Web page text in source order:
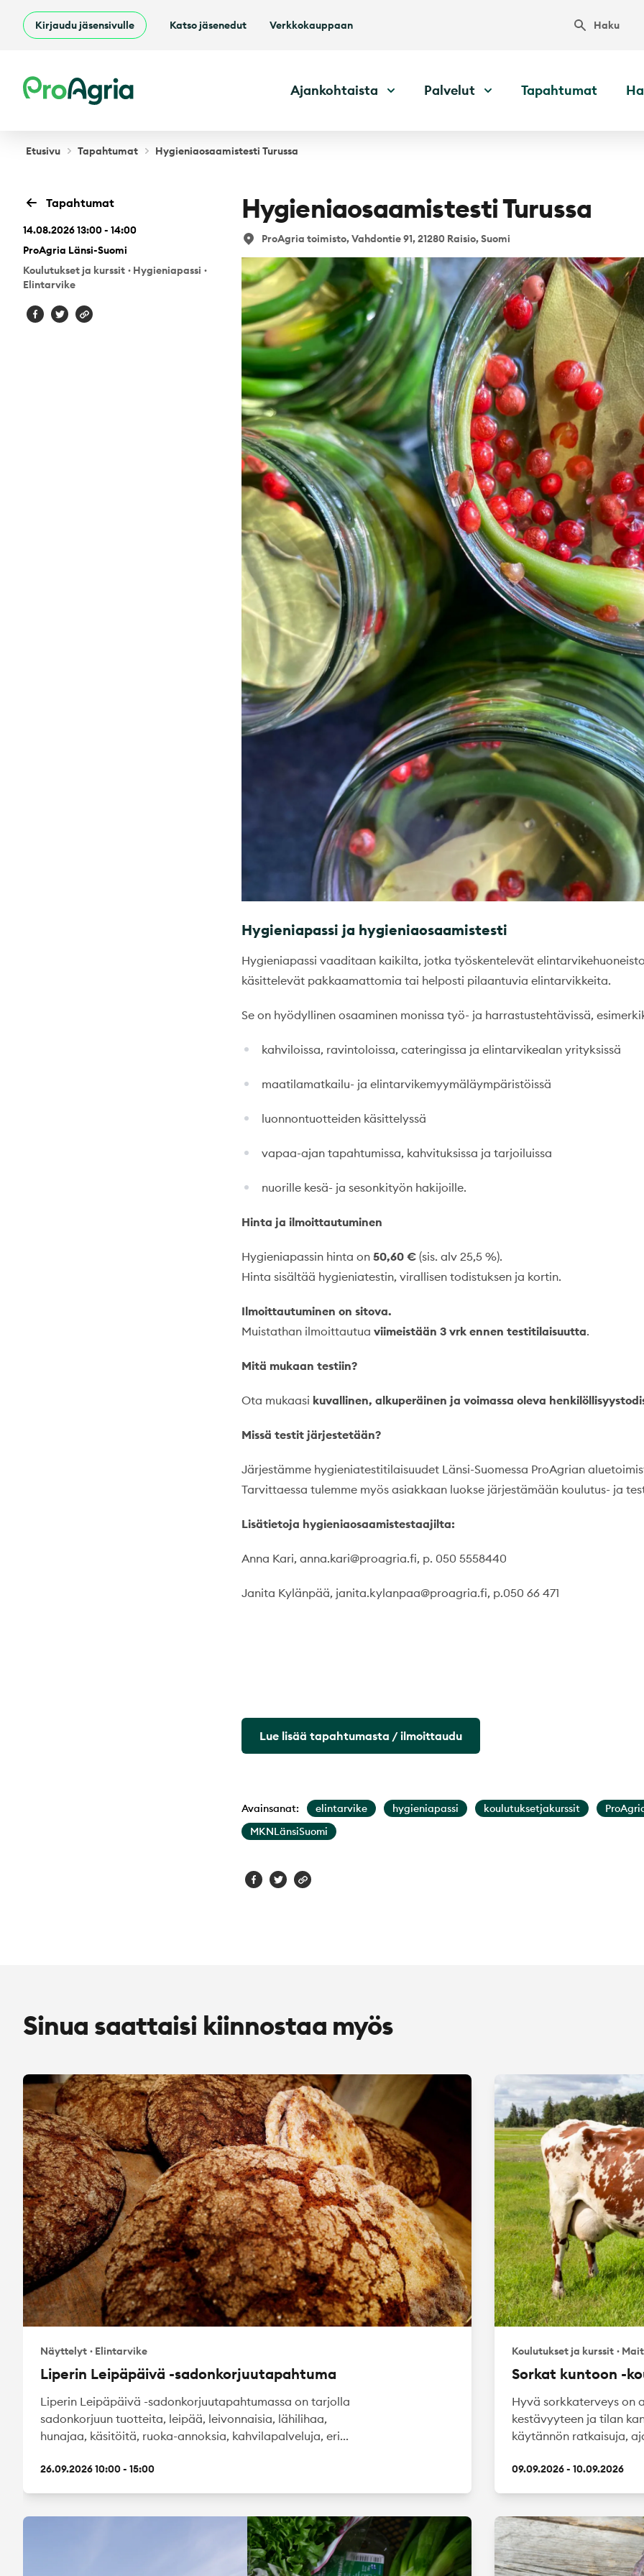
Kirjaudu jäsensivulle Katso jäsenedut Verkkokauppaan Haku
ProAgria Ajankohtaista Palvelut Tapahtumat
Etusivu Tapahtumat Hygieniaosaamistesti Turussa
Tapahtumat
14.08.2026 13:00 - 14:00
ProAgria Länsi-Suomi
Koulutukset ja kurssit · Hygieniapassi ·
Elintarvike
Hygieniaosaamistesti Turussa
ProAgria toimisto, Vahdontie 91, 21280 Raisio, Suomi
Hygieniapassi ja hygieniaosaamistesti
Hygieniapassi vaaditaan kaikilta, jotka työskentelevät
käsittelevät pakkaamattomia tai helposti pilaantuvia elintarvikkeita.
Se on hyödyllinen osaaminen monissa työ- ja harrastustehtävissä,
kahviloissa, ravintoloissa, cateringissa ja elintarvikealan yrityksissä
maatilamatkailu- ja elintarvikemyymäläympäristöissä
luonnontuotteiden käsittelyssä
vapaa-ajan tapahtumissa, kahvituksissa ja tarjoiluissa
nuorille kesä- ja sesonkityön hakijoille.
Hinta ja ilmoittautuminen
Hygieniapassin hinta on 50,60 € (sis. alv 25,5 %).
Hinta sisältää hygieniatestin, virallisen todistuksen ja kortin.
Ilmoittautuminen on sitova.
Muistathan ilmoittautua viimeistään 3 vrk ennen testitilaisuutta.
Mitä mukaan testiin?
Ota mukaasi kuvallinen, alkuperäinen ja voimassa oleva
Missä testit järjestetään?
Järjestämme hygieniatestitilaisuudet Länsi-Suomessa ProAgrian
Tarvittaessa tulemme myös asiakkaan luokse järjestämään koulutus- ja
Lisätietoja hygieniaosaamistestaajilta:
Anna Kari, anna.kari@proagria.fi, p. 050 5558440
Janita Kylänpää, janita.kylanpaa@proagria.fi, p.050 66 471
Lue lisää tapahtumasta / ilmoittaudu
Avainsanat: elintarvike hygieniapassi koulutuksetjakurssit
MKNLänsiSuomi
Sinua saattaisi kiinnostaa myös
Näyttelyt · Elintarvike
Liperin Leipäpäivä -sadonkorjuutapahtuma
Liperin Leipäpäivä -sadonkorjuutapahtumassa on tarjolla
sadonkorjuun tuotteita, leipää, leivonnaisia, lähilihaa,
hunajaa, käsitöitä, ruoka-annoksia, kahvilapalveluja, eri...
26.09.2026 10:00 - 15:00
Koulutukset ja kurssit ·
Sorkat kuntoon -
Hyvä sorkkaterveys on
kestävyyteen ja tilan
käytännön ratkaisuja,
09.09.2026 - 10.09.2026